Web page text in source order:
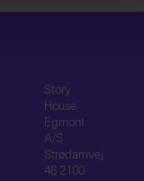
Story
House
Egmont
A/S
Strødamvej
46 2100